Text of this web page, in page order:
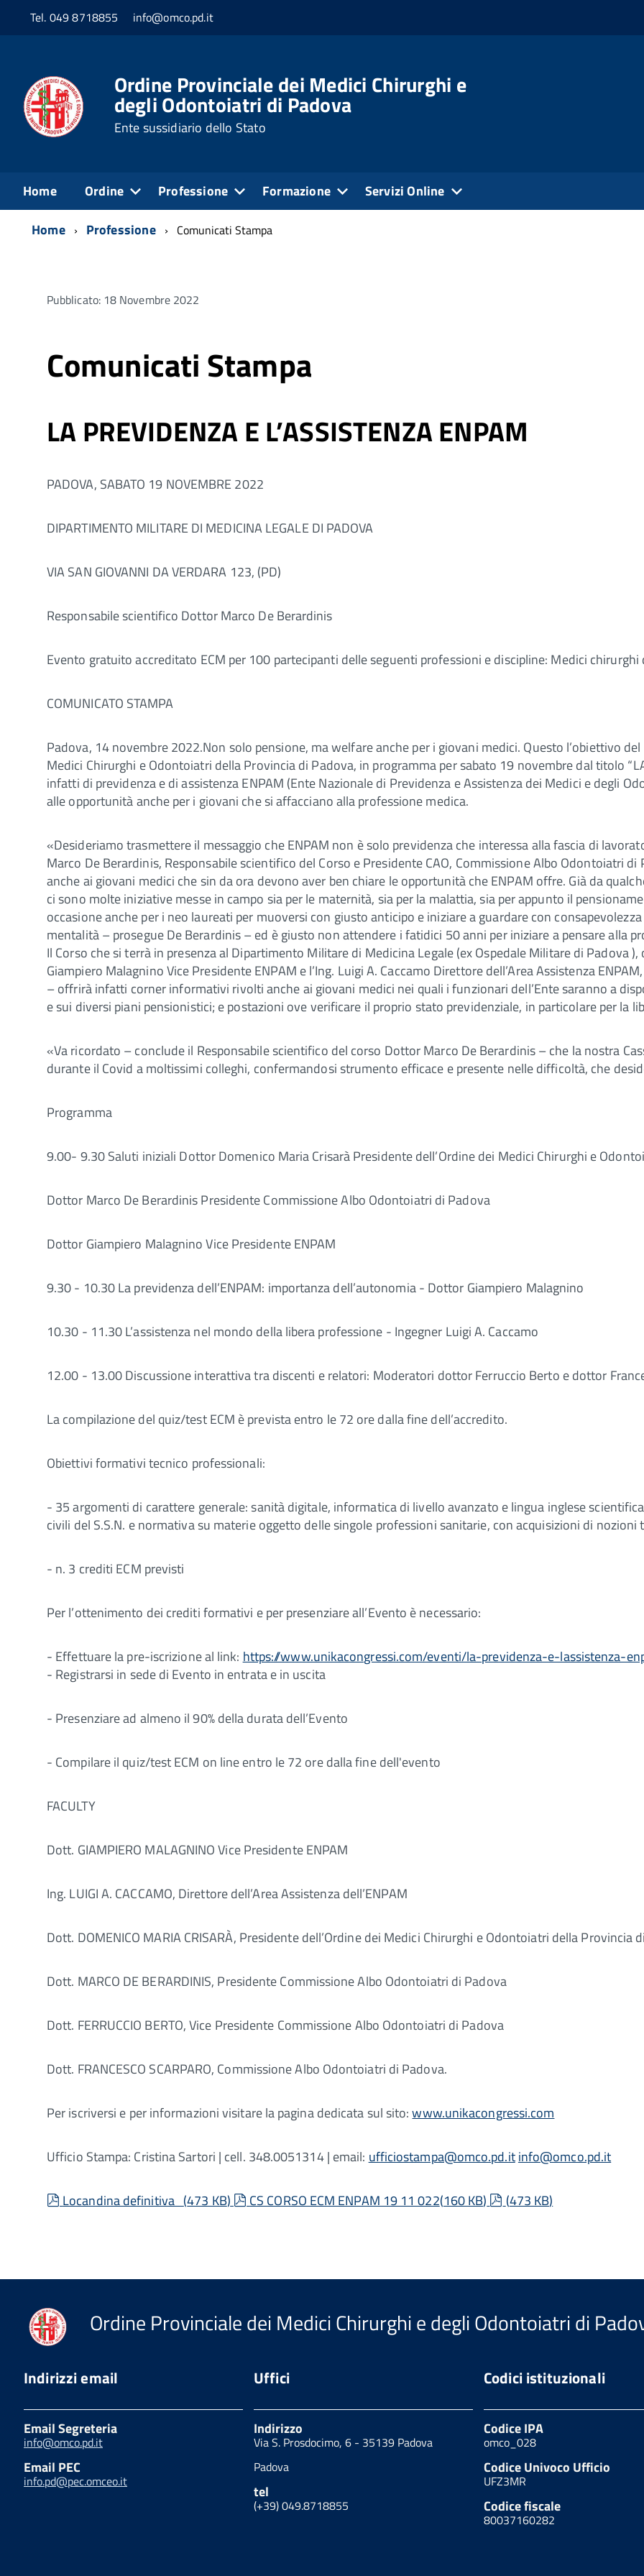
Tel. 049 8718855 info@omco.pd.it
Ordine Provinciale dei Medici Chirurghi e
degli Odontoiatri di Padova
Ente sussidiario dello Stato
Home Ordine Professione Formazione
Servizi Online
Home
Professione Comunicati Stampa
Pubblicato: 18 Novembre 2022
Comunicati Stampa
LA PREVIDENZA E L’ASSISTENZA ENPAM
PADOVA, SABATO 19 NOVEMBRE 2022
DIPARTIMENTO MILITARE DI MEDICINA LEGALE DI PADOVA
VIA SAN GIOVANNI DA VERDARA 123, (PD)
Responsabile scientifico Dottor Marco De Berardinis
Evento gratuito accreditato ECM per 100 partecipanti delle seguenti professioni e discipline: Medici
COMUNICATO STAMPA
Padova, 14 novembre 2022.Non solo pensione, ma welfare anche per i giovani medici. Questo l’obiettivo
Medici Chirurghi e Odontoiatri della Provincia di Padova, in programma per sabato 19 novembre dal titolo “LA
infatti di previdenza e di assistenza ENPAM (Ente Nazionale di Previdenza e Assistenza dei Medici e degli
alle opportunità anche per i giovani che si affacciano alla professione medica.
«Desideriamo trasmettere il messaggio che ENPAM non è solo previdenza che interessa alla fascia di
Marco De Berardinis, Responsabile scientifico del Corso e Presidente CAO, Commissione Albo Odontoiatri
anche ai giovani medici che sin da ora devono aver ben chiare le opportunità che ENPAM offre. Già da
ci sono molte iniziative messe in campo sia per le maternità, sia per la malattia, sia per appunto il
occasione anche per i neo laureati per muoversi con giusto anticipo e iniziare a guardare con
mentalità – prosegue De Berardinis – ed è giusto non attendere i fatidici 50 anni per iniziare a pensare alla
Il Corso che si terrà in presenza al Dipartimento Militare di Medicina Legale (ex Ospedale Militare di Padova
Giampiero Malagnino Vice Presidente ENPAM e l’Ing. Luigi A. Caccamo Direttore dell’Area Assistenza
– offrirà infatti corner informativi rivolti anche ai giovani medici nei quali i funzionari dell’Ente saranno a
e sui diversi piani pensionistici; e postazioni ove verificare il proprio stato previdenziale, in particolare per la
«Va ricordato – conclude il Responsabile scientifico del corso Dottor Marco De Berardinis – che la nostra
durante il Covid a moltissimi colleghi, confermandosi strumento efficace e presente nelle difficoltà, che
Programma
9.00- 9.30 Saluti iniziali Dottor Domenico Maria Crisarà Presidente dell’Ordine dei Medici Chirurghi e
Dottor Marco De Berardinis Presidente Commissione Albo Odontoiatri di Padova
Dottor Giampiero Malagnino Vice Presidente ENPAM
9.30 - 10.30 La previdenza dell’ENPAM: importanza dell’autonomia - Dottor Giampiero Malagnino
10.30 - 11.30 L’assistenza nel mondo della libera professione - Ingegner Luigi A. Caccamo
12.00 - 13.00 Discussione interattiva tra discenti e relatori: Moderatori dottor Ferruccio Berto e dottor
La compilazione del quiz/test ECM è prevista entro le 72 ore dalla fine dell’accredito.
Obiettivi formativi tecnico professionali:
- 35 argomenti di carattere generale: sanità digitale, informatica di livello avanzato e lingua inglese
civili del S.S.N. e normativa su materie oggetto delle singole professioni sanitarie, con acquisizioni di
- n. 3 crediti ECM previsti
Per l’ottenimento dei crediti formativi e per presenziare all’Evento è necessario:
- Effettuare la pre-iscrizione al link: https://www.unikacongressi.com/eventi/la-previdenza-e-lassistenza-
- Registrarsi in sede di Evento in entrata e in uscita
- Presenziare ad almeno il 90% della durata dell’Evento
- Compilare il quiz/test ECM on line entro le 72 ore dalla fine dell'evento
FACULTY
Dott. GIAMPIERO MALAGNINO Vice Presidente ENPAM
Ing. LUIGI A. CACCAMO, Direttore dell’Area Assistenza dell’ENPAM
Dott. DOMENICO MARIA CRISARÀ, Presidente dell’Ordine dei Medici Chirurghi e Odontoiatri della Provincia
Dott. MARCO DE BERARDINIS, Presidente Commissione Albo Odontoiatri di Padova
Dott. FERRUCCIO BERTO, Vice Presidente Commissione Albo Odontoiatri di Padova
Dott. FRANCESCO SCARPARO, Commissione Albo Odontoiatri di Padova.
Per iscriversi e per informazioni visitare la pagina dedicata sul sito:www.unikacongressi.com
Ufficio Stampa: Cristina Sartori | cell. 348.0051314 | email: ufficiostampa@omco.pd.itinfo@omco.pd.it
pdf
Locandina definitiva (473 KB) pdf
CS CORSO ECM ENPAM 19 11 022(160 KB) pdf
(473 KB)
Ordine Provinciale dei Medici Chirurghi e degli Odontoiatri di
Indirizzi email
Email Segreteria
info@omco.pd.it
Email PEC
info.pd@pec.omceo.it
Uffici
Indirizzo
Via S. Prosdocimo, 6 - 35139 Padova
Padova
tel
(+39) 049.8718855
Codici istituzionali
Codice IPA
omco_028
Codice Univoco Ufficio
UFZ3MR
Codice fiscale
80037160282